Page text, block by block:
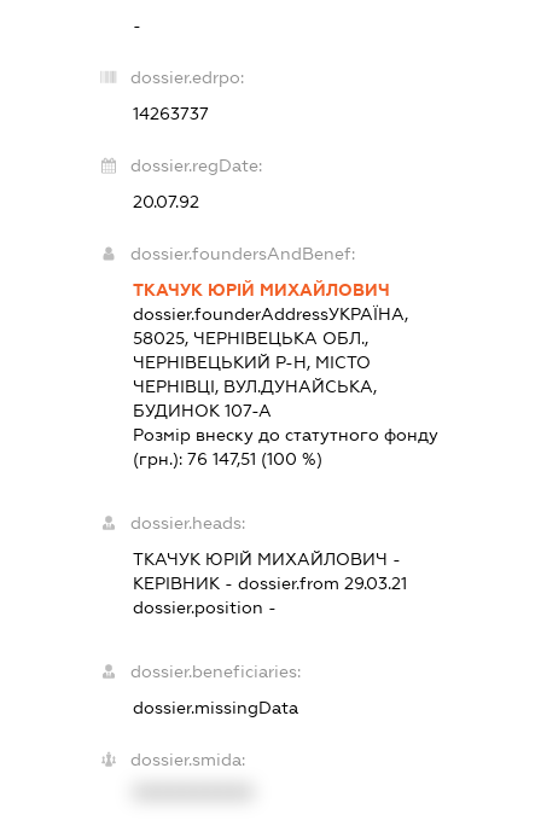
-
dossier.edrpo:
14263737
dossier.regDate:
20.07.92
dossier.foundersAndBenef:
ТКАЧУК ЮРІЙ МИХАЙЛОВИЧ
dossier.founderAddressУКРАЇНА,
58025, ЧЕРНІВЕЦЬКА ОБЛ.,
ЧЕРНІВЕЦЬКИЙ Р-Н, МІСТО
ЧЕРНІВЦІ, ВУЛ.ДУНАЙСЬКА,
БУДИНОК 107-А
Розмір внеску до статутного фонду
(грн.):76 147,51 (100 %)
dossier.heads:
ТКАЧУК ЮРІЙ МИХАЙЛОВИЧ -
КЕРІВНИК - dossier.from 29.03.21
dossier.position -
dossier.beneficiaries:
dossier.missingData
dossier.smida: